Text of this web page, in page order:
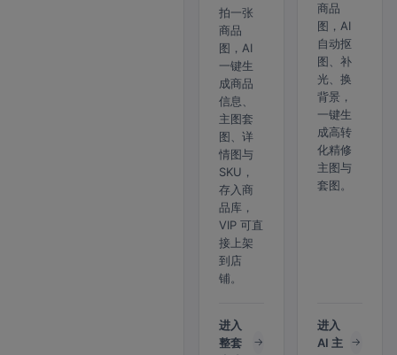
拍一张
商品
图，AI
一键生
成商品
信息、
主图套
图、详
情图与
SKU，
存入商
品库，
VIP 可直
接上架
到店
铺。
进入
整套
商品
图，AI
自动抠
图、补
光、换
背景，
一键生
成高转
化精修
主图与
套图。
进入
AI 主